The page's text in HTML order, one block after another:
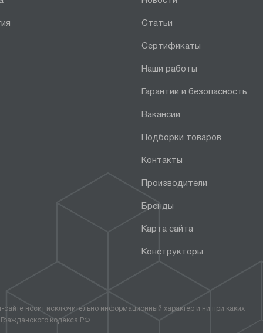
Статьи
Сертификаты
Наши работы
Гарантии и безопасность
Вакансии
Подборки товаров
Контакты
Производители
Бренды
Карта сайта
Конструкторы
носит исключительно информационный характер и ни при каких
кодекса РФ.